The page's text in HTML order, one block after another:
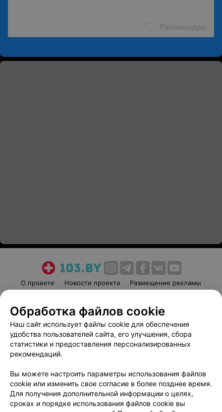
Рекомендую
О проекте Новости проекта
Размещение рекламы
Пользовательское соглашение
Способы оплаты
Вакансии
Партнеры
Написать руководителю 103.by
Обработка персональных данных
Обработка файлов cookie
Наш сайт использует файлы cookie для обеспечения
удобства пользователей сайта, его улучшения, сбора
статистики и предоставления персонализированных
рекомендаций.
Вы можете настроить параметры использования файлов
cookie или изменить свое согласие в более позднее время.
Для получения дополнительной информации о целях,
сроках и порядке использования файлов cookie вы